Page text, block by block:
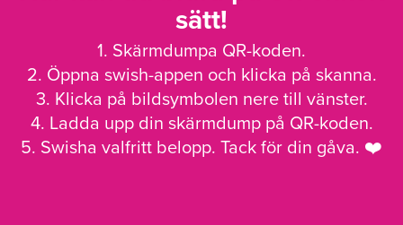
sätt!
1. Skärmdumpa QR-koden.
2. Öppna swish-appen och klicka på skanna.
3. Klicka på bildsymbolen nere till vänster.
4. Ladda upp din skärmdump på QR-koden.
5. Swisha valfritt belopp. Tack för din gåva. ❤️